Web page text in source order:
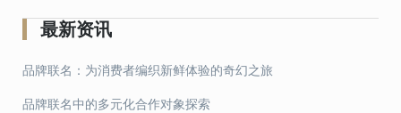
导
航
最新资讯
品牌联名：为消费者编织新鲜体验的奇幻之旅
品牌联名中的多元化合作对象探索